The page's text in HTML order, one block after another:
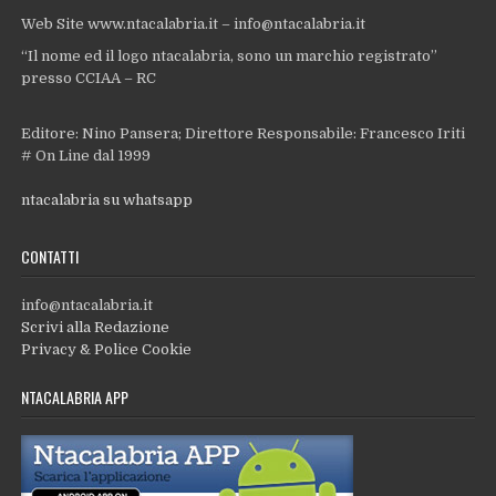
Web Site www.ntacalabria.it – info@ntacalabria.it
“Il nome ed il logo ntacalabria, sono un marchio registrato”
presso CCIAA – RC
Editore: Nino Pansera; Direttore Responsabile: Francesco Iriti
# On Line dal 1999
ntacalabria su whatsapp
CONTATTI
info@ntacalabria.it
Scrivi alla Redazione
Privacy & Police Cookie
NTACALABRIA APP